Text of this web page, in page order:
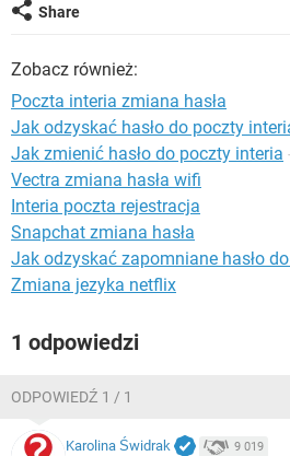
SPOTIFY
Share
Zobacz również:
Poczta interia zmiana hasła
Jak odzyskać hasło do poczty
Jak zmienić hasło do poczty interia
Vectra zmiana hasła wifi
Interia poczta rejestracja
Snapchat zmiana hasła
Jak odzyskać zapomniane hasło
Zmiana jezyka netflix
1 odpowiedzi
ODPOWIEDŹ 1 / 1
Karolina Świdrak 9 019